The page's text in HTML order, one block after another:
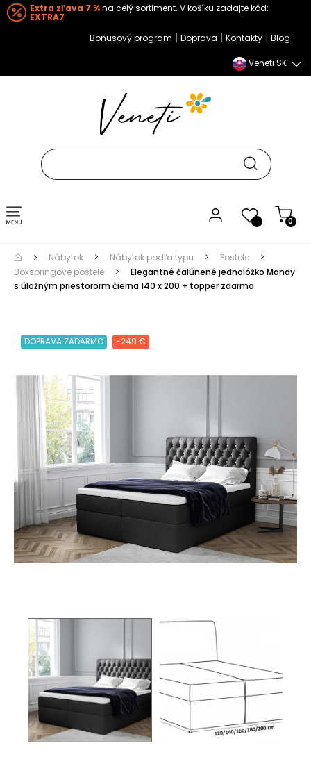
Extra zľava 7 %na celý sortiment. V košíku zadajte kód:
EXTRA7
Bonusový program | Doprava | Kontakty | Blog
Veneti SK
0
Toggle navigation
Nábytok Nábytok podľa typu
Postele
Boxspringové postele
Elegantné čalúnené jednolôžko Mandy
s úložným priestororm čierna 140 x 200 + topper zdarma
DOPRAVA ZADARMO -249 €